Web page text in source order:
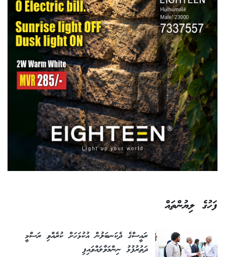
ފަހުގެ ލިޔުންތައް
ރައީސްގެ ދެކަނބަލުން އުކުޅަހަށް ކުރެއްވި ރަސްމީ
ދަތުރުފުޅު ނިންމަވާލައްވައިފި